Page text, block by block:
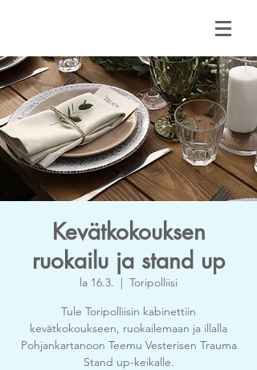
Kevätkokouksen
ruokailu ja stand up
la 16.3.
  |
Toripolliisi
Tule Toripolliisin kabinettiin
kevätkokoukseen, ruokailemaan ja illalla
Pohjankartanoon Teemu Vesterisen Trauma
Stand up-keikalle.